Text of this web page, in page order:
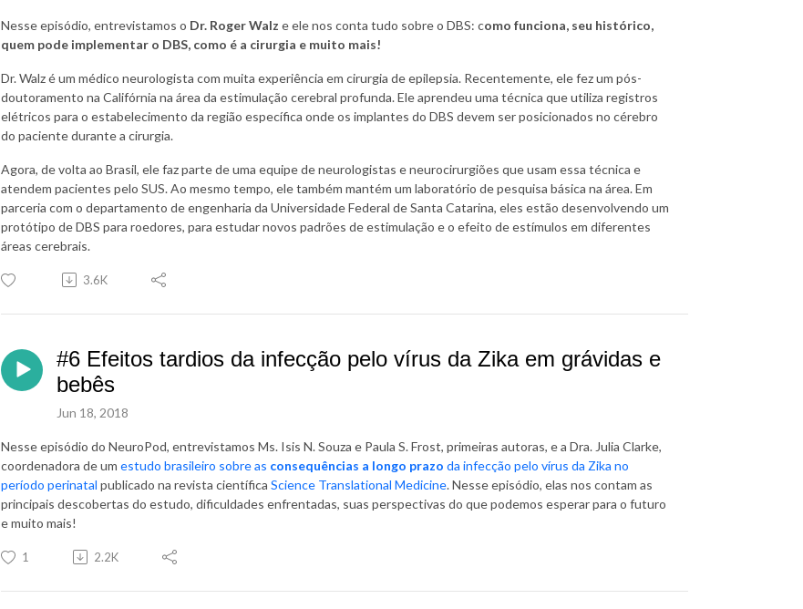
Nesse episódio, entrevistamos o Dr. Roger Walz e ele nos conta tudo sobre o DBS: como funciona, seu histórico,
quem pode implementar o DBS, como é a cirurgia e muito mais!
Dr. Walz é um médico neurologista com muita experiência em cirurgia de epilepsia. Recentemente, ele fez um pós-
doutoramento na Califórnia na área da estimulação cerebral profunda. Ele aprendeu uma técnica que utiliza registros
elétricos para o estabelecimento da região específica onde os implantes do DBS devem ser posicionados no cérebro
do paciente durante a cirurgia.
Agora, de volta ao Brasil, ele faz parte de uma equipe de neurologistas e neurocirurgiões que usam essa técnica e
atendem pacientes pelo SUS. Ao mesmo tempo, ele também mantém um laboratório de pesquisa básica na área. Em
parceria com o departamento de engenharia da Universidade Federal de Santa Catarina, eles estão desenvolvendo um
protótipo de DBS para roedores, para estudar novos padrões de estimulação e o efeito de estímulos em diferentes
áreas cerebrais.
3.6K
#6 Efeitos tardios da infecção pelo vírus da Zika em grávidas e
bebês
Jun 18, 2018
Nesse episódio do NeuroPod, entrevistamos Ms. Isis N. Souza e Paula S. Frost, primeiras autoras, e a Dra. Julia Clarke,
coordenadora de um estudo brasileiro sobre as consequências a longo prazo da infecção pelo vírus da Zika no
período perinatal publicado na revista científica Science Translational Medicine. Nesse episódio, elas nos contam as
principais descobertas do estudo, dificuldades enfrentadas, suas perspectivas do que podemos esperar para o futuro
e muito mais!
1 2.2K